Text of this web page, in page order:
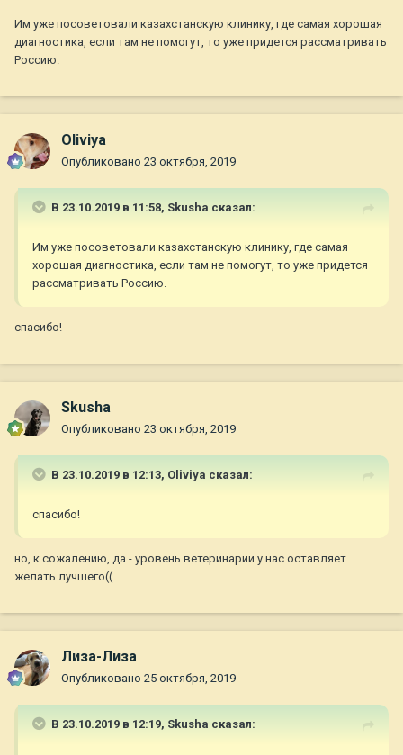
Им уже посоветовали казахстанскую клинику, где самая хорошая
диагностика, если там не помогут, то уже придется рассматривать
Россию.
Oliviya
Опубликовано 23 октября, 2019
В 23.10.2019 в 11:58, Skusha сказал:
Им уже посоветовали казахстанскую клинику, где самая
хорошая диагностика, если там не помогут, то уже придется
рассматривать Россию.
спасибо!
Skusha
Опубликовано 23 октября, 2019
В 23.10.2019 в 12:13, Oliviya сказал:
спасибо!
но, к сожалению, да - уровень ветеринарии у нас оставляет
желать лучшего((
Лиза-Лиза
Опубликовано 25 октября, 2019
В 23.10.2019 в 12:19, Skusha сказал: